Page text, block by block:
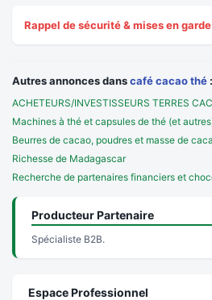
Rappel de sécurité & mises en garde
Autres annonces danscafé cacao thé :
ACHETEURS/INVESTISSEURS TERRES
Machines à thé et capsules de thé (et
Beurres de cacao, poudres et masse de
Richesse de Madagascar
Recherche de partenaires financiers et
Producteur Partenaire
Spécialiste B2B.
Espace Professionnel